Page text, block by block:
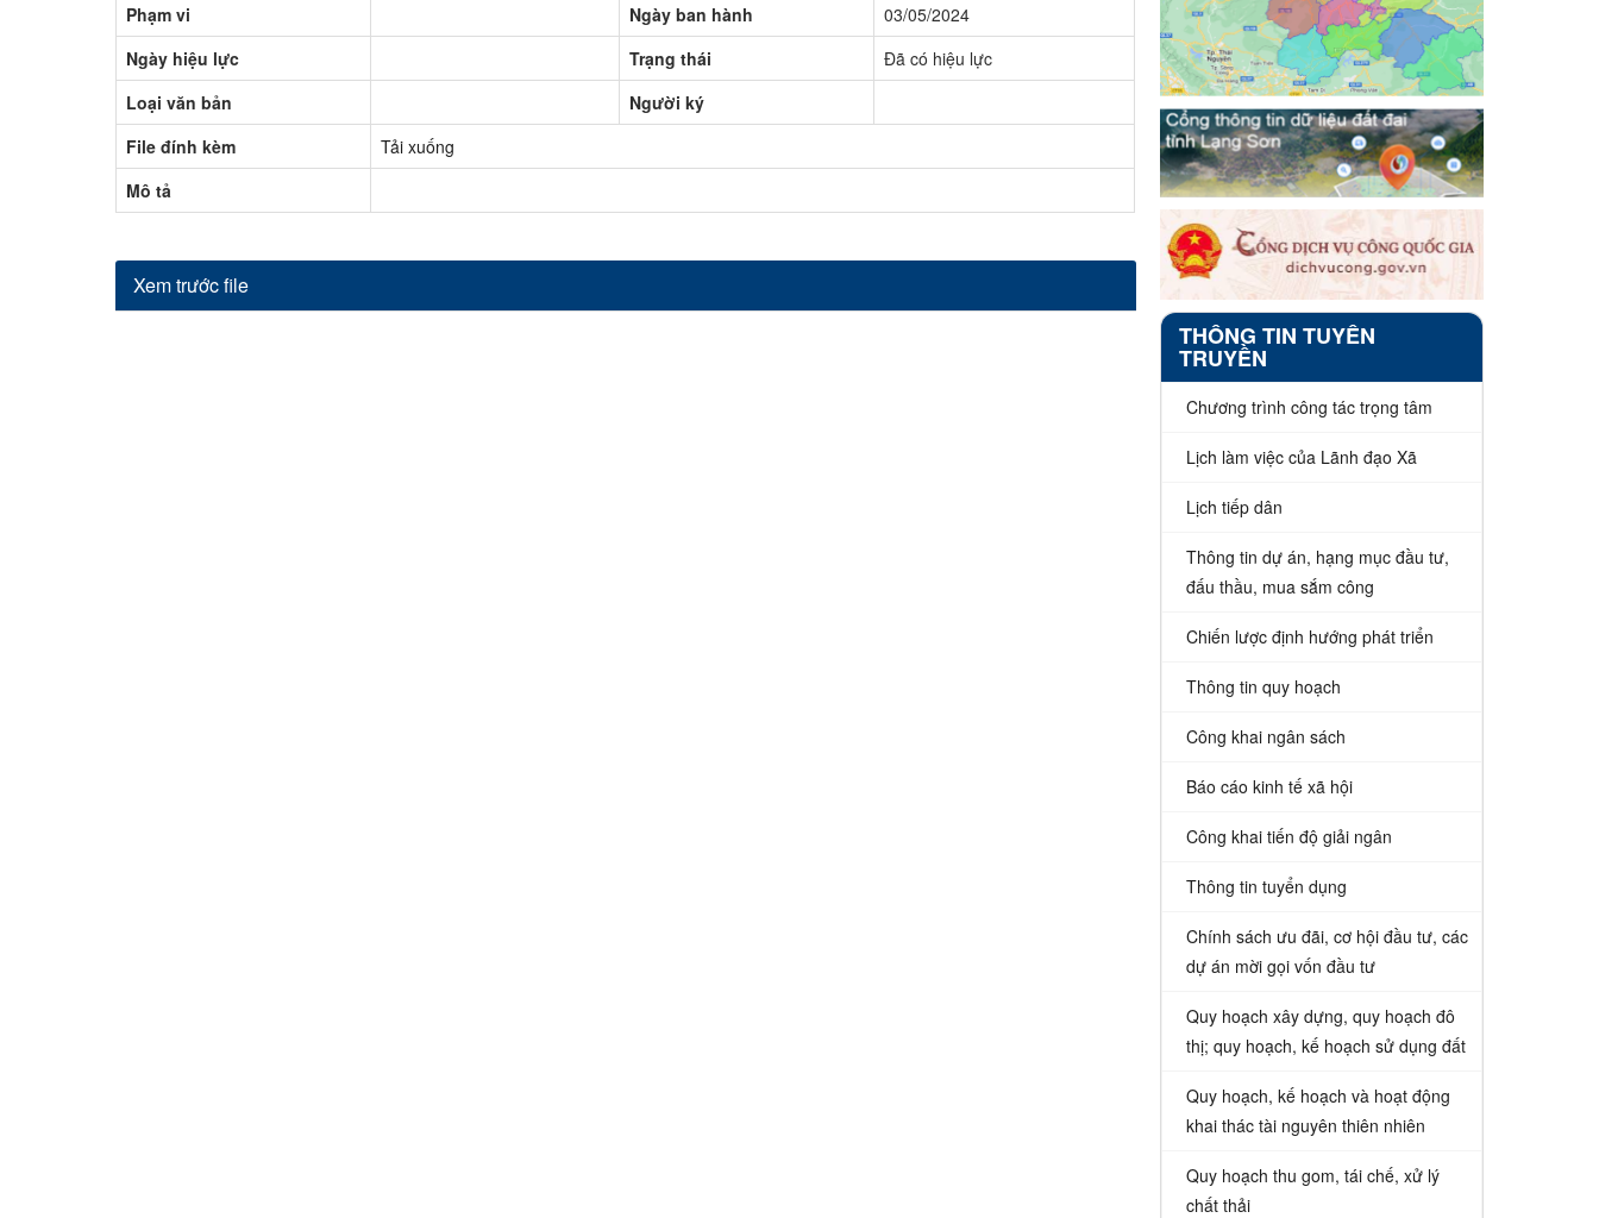
Hoạt động các đoàn thể
Chính sách mới có hiệu lực
Hoạt động lãnh đạo huyện
Hoạt động phòng ban chuyên môn
Khoa học - Công nghệ
Phạm vi
Ngày ban hành
03/05/2024
Ngày hiệu lực
Trạng thái
Đã có hiệu lực
Loại văn bản
Người ký
File đính kèm
Tải xuống
Mô tả
Xem trước file
THÔNG TIN TUYÊN
TRUYỀN
Chương trình công tác trọng tâm
Lịch làm việc của Lãnh đạo Xã
Lịch tiếp dân
Thông tin dự án, hạng mục đầu tư,
đấu thầu, mua sắm công
Chiến lược định hướng phát triển
Thông tin quy hoạch
Công khai ngân sách
Báo cáo kinh tế xã hội
Công khai tiến độ giải ngân
Thông tin tuyển dụng
Chính sách ưu đãi, cơ hội đầu tư, các
dự án mời gọi vốn đầu tư
Quy hoạch xây dựng, quy hoạch đô
thị; quy hoạch, kế hoạch sử dụng đất
Quy hoạch, kế hoạch và hoạt động
khai thác tài nguyên thiên nhiên
Quy hoạch thu gom, tái chế, xử lý
chất thải